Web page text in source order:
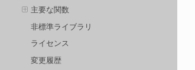
主要な関数
非標準ライブラリ
ライセンス
変更履歴